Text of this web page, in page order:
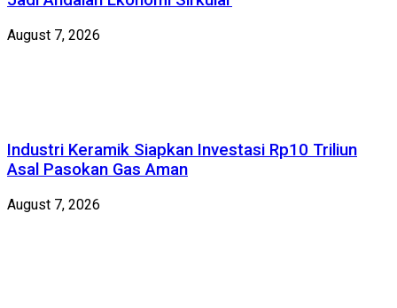
August 7, 2026
Industri Keramik Siapkan Investasi Rp10 Triliun
Asal Pasokan Gas Aman
August 7, 2026